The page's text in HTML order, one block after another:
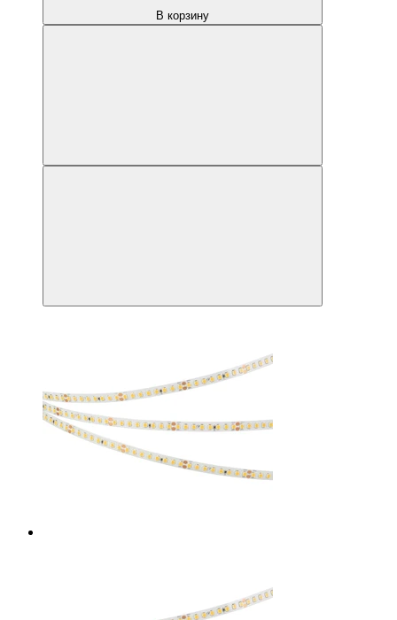
В корзину